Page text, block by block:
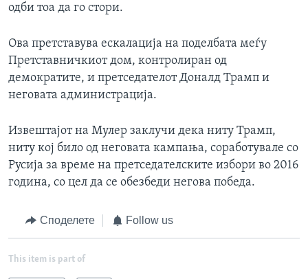
одби тоа да го стори.
Ова претставува ескалација на поделбата меѓу
Претставничкиот дом, контролиран од
демократите, и претседателот Доналд Трамп и
неговата администрација.
Извештајот на Мулер заклучи дека ниту Трамп,
ниту кој било од неговата кампања, соработувале со
Русија за време на претседателските избори во 2016
година, со цел да се обезбеди негова победа.
Споделете Follow us
This item is part of